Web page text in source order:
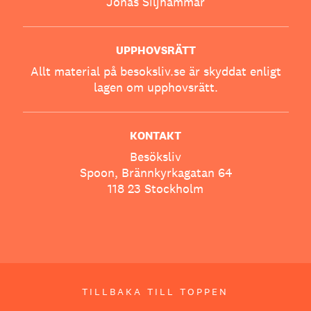
UPPHOVSRÄTT
Allt material på besoksliv.se är skyddat enligt
lagen om upphovsrätt.
KONTAKT
Besöksliv
Spoon, Brännkyrkagatan 64
118 23 Stockholm
TILLBAKA TILL TOPPEN